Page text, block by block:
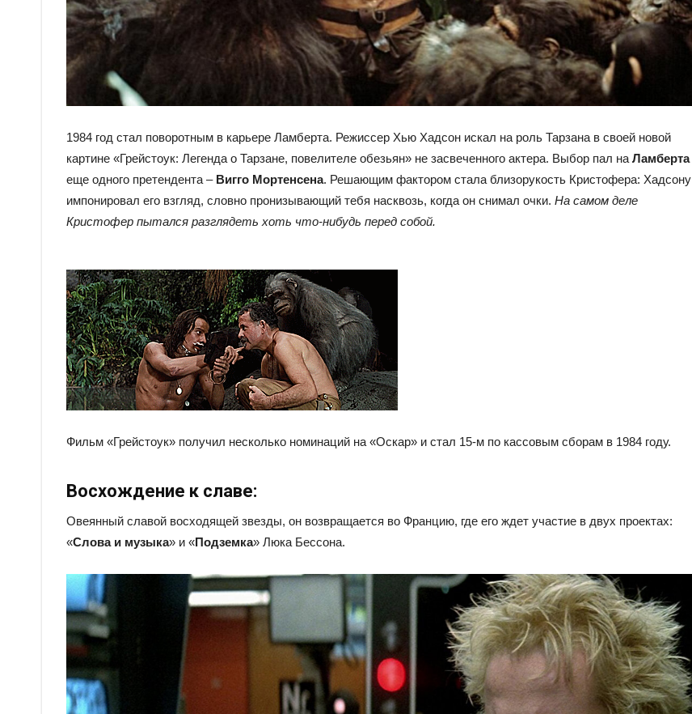
1984 год стал поворотным в карьере Ламберта. Режиссер Хью Хадсон искал на роль Тарзана в своей новой
картине «Грейстоук: Легенда о Тарзане, повелителе обезьян» не засвеченного актера. Выбор пал на Ламберта
еще одного претендента – Вигго Мортенсена. Решающим фактором стала близорукость Кристофера: Хадсону
импонировал его взгляд, словно пронизывающий тебя насквозь, когда он снимал очки. На самом деле
Кристофер пытался разглядеть хоть что-нибудь перед собой.
Фильм «Грейстоук» получил несколько номинаций на «Оскар» и стал 15-м по кассовым сборам в 1984 году.
Восхождение к славе:
Овеянный славой восходящей звезды, он возвращается во Францию, где его ждет участие в двух проектах:
«Слова и музыка» и «Подземка» Люка Бессона.